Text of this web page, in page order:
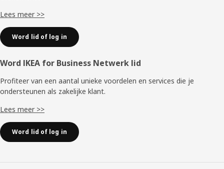
Lees meer >>
Word lid of log in
Word IKEA for Business Netwerk lid
Profiteer van een aantal unieke voordelen en services die je
ondersteunen als zakelijke klant.
Lees meer >>
Word lid of log in